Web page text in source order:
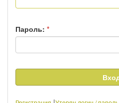
Пароль: *